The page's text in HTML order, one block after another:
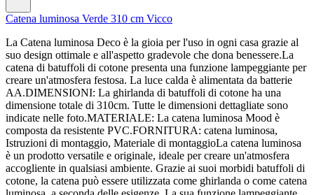
Catena luminosa Verde 310 cm Vicco
La Catena luminosa Deco è la gioia per l'uso in ogni casa grazie al
suo design ottimale e all'aspetto gradevole che dona benessere.La
catena di batuffoli di cotone presenta una funzione lampeggiante per
creare un'atmosfera festosa. La luce calda è alimentata da batterie
AA.DIMENSIONI: La ghirlanda di batuffoli di cotone ha una
dimensione totale di 310cm. Tutte le dimensioni dettagliate sono
indicate nelle foto.MATERIALE: La catena luminosa Mood è
composta da resistente PVC.FORNITURA: catena luminosa,
Istruzioni di montaggio, Materiale di montaggioLa catena luminosa
è un prodotto versatile e originale, ideale per creare un'atmosfera
accogliente in qualsiasi ambiente. Grazie ai suoi morbidi batuffoli di
cotone, la catena può essere utilizzata come ghirlanda o come catena